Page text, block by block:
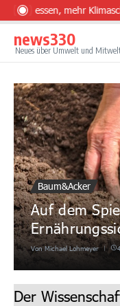
Zum Inhalt springen
essen, mehr
news330
Neues über Umwelt und
Baum&Acker
Auf dem
VonMichael Lohmeyer
Der